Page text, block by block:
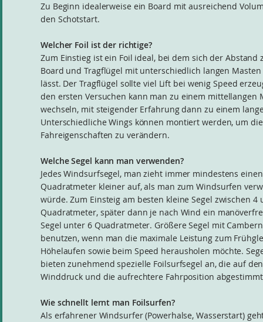
Zu Beginn idealerweise ein Board mit ausreichend
den Schotstart.
Welcher Foil ist der richtige?
Zum Einstieg ist ein Foil ideal, bei dem sich der Abstand
Board und Tragflügel mit unterschiedlich langen Masten
lässt. Der Tragflügel sollte viel Lift bei wenig Speed
den ersten Versuchen kann man zu einem mittellangen
wechseln, mit steigender Erfahrung dann zu einem
Unterschiedliche Wings können montiert werden, um die
Fahreigenschaften zu verändern.
Welche Segel kann man verwenden?
Jedes Windsurfsegel, man zieht immer mindestens einen
Quadratmeter kleiner auf, als man zum Windsurfen
würde. Zum Einsteig am besten kleine Segel zwischen 4
Quadratmeter, später dann je nach Wind ein
Segel unter 6 Quadratmeter. Größere Segel mit
benutzen, wenn man die maximale Leistung zum
Höhelaufen sowie beim Speed herausholen möchte.
bieten zunehmend spezielle Foilsurfsegel an, die auf
Winddruck und die aufrechtere Fahrposition
Wie schnellt lernt man Foilsurfen?
Als erfahrener Windsurfer (Powerhalse, Wasserstart)